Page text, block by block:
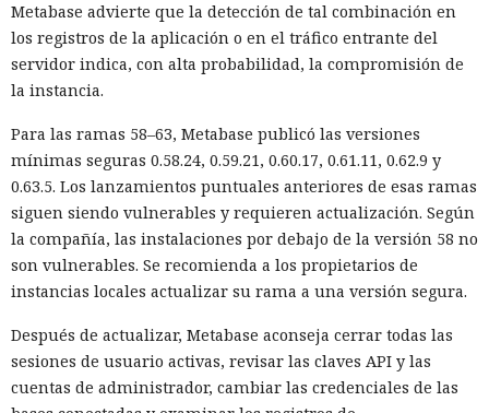
Metabase advierte que la detección de tal combinación en
los registros de la aplicación o en el tráfico entrante del
servidor indica, con alta probabilidad, la compromisión de
la instancia.
Para las ramas 58–63, Metabase publicó las versiones
mínimas seguras 0.58.24, 0.59.21, 0.60.17, 0.61.11, 0.62.9 y
0.63.5. Los lanzamientos puntuales anteriores de esas ramas
siguen siendo vulnerables y requieren actualización. Según
la compañía, las instalaciones por debajo de la versión 58 no
son vulnerables. Se recomienda a los propietarios de
instancias locales actualizar su rama a una versión segura.
Después de actualizar, Metabase aconseja cerrar todas las
sesiones de usuario activas, revisar las claves API y las
cuentas de administrador, cambiar las credenciales de las